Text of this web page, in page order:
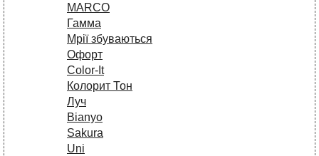
MARCO
Гамма
Мрії збуваються
Офорт
Сolor-It
Колорит Тон
Луч
Bianyo
Sakura
Uni